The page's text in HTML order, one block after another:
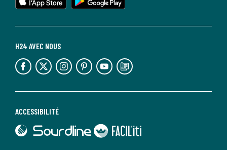
ACCESSIBILITÉ
lien vers Sourdline
lien vers Faciliti
H24 AVEC NOUS
lien vers l'espace réseaux sociaux lien vers l'espace réseaux sociaux lien vers l'espace réseaux sociaux lien vers l'espace réseaux sociaux lien vers l'espace réseaux sociaux lien vers le blog la redoute